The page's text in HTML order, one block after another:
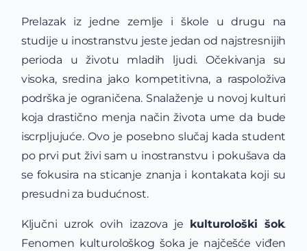
Prelazak iz jedne zemlje i škole u drugu na
studije u inostranstvu jeste jedan od najstresnijih
perioda u životu mladih ljudi. Očekivanja su
visoka, sredina jako kompetitivna, a raspoloživa
podrška je ograničena. Snalaženje u novoj kulturi
koja drastično menja način života ume da bude
iscrpljujuće. Ovo je posebno slučaj kada student
po prvi put živi sam u inostranstvu i pokušava da
se fokusira na sticanje znanja i kontakata koji su
presudni za budućnost.
Ključni uzrok ovih izazova je kulturološki šok.
Fenomen kulturološkog šoka je najčešće viđen